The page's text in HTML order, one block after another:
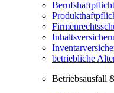
Berufshaftpflicht
betriebliche
Betriebsausfall